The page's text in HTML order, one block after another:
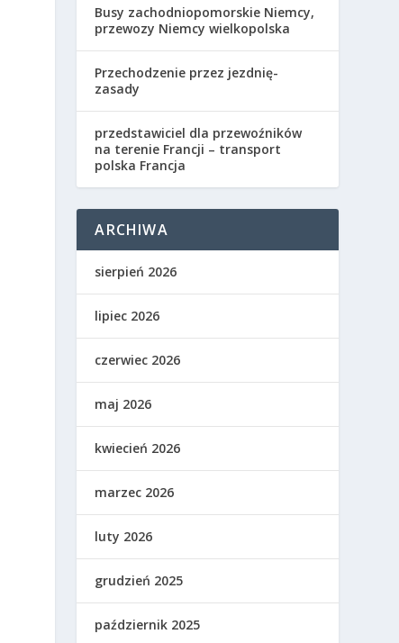
Busy zachodniopomorskie Niemcy,
przewozy Niemcy wielkopolska
Przechodzenie przez jezdnię-
zasady
przedstawiciel dla przewoźników
na terenie Francji – transport
polska Francja
ARCHIWA
sierpień 2026
lipiec 2026
czerwiec 2026
maj 2026
kwiecień 2026
marzec 2026
luty 2026
grudzień 2025
październik 2025